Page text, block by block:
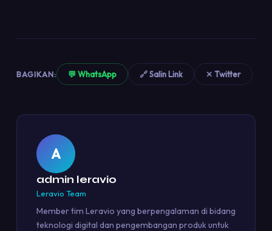
BAGIKAN: 💬 WhatsApp 🔗 Salin Link ✕ Twitter
A
admin leravio
Leravio Team
Member tim Leravio yang berpengalaman di bidang
teknologi digital dan pengembangan produk untuk